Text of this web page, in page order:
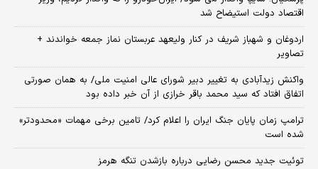
اقتصاد دولت استیضاح شد
اردوغان و شهباز شریف در کنار ولیعهد عربستان نماز جمعه خواندند +
تصاویر
واکنش زیدآبادی به تغییر دبیر شورای عالی امنیت ملی/ به همان صورتی
اتفاق افتاد که سید محمد باقر خرازی از آن خبر داده بود
ترامپ زمان پایان جنگ ایران را اعلام کرد/ تامین برخی مهمات «محدودتر»
شده است
توئیت جدید محسن رضایی درباره بازشدن تنگه هرمز